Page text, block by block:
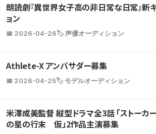
朗読劇『異世界女子高の非日常な日常』新
ョン
📅 2026-04-26🏷️ 声優オーディション
Athlete-X アンバサダー募集
📅 2026-04-25🏷️ モデルオーディション
米澤成美監督 縦型ドラマ全3話 「ストーカ
の星の行末 仮」2作品主演募集